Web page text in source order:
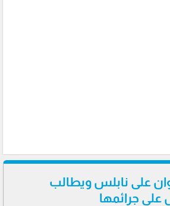
على نابلس ويطالب
على جرائمها